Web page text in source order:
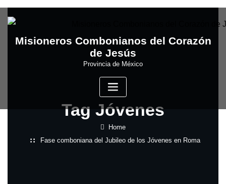
to
Misioneros Combonianos del Corazón
de Jesús
Provincia de México
Tag Jóvenes
Home
Fase comboniana del Jubileo de los Jóvenes en Roma